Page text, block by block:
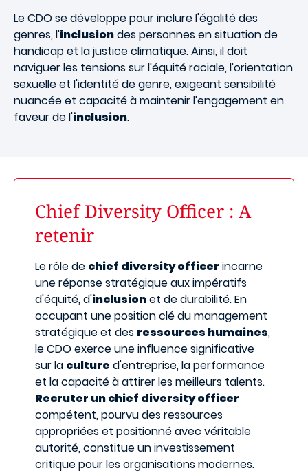
Le CDO se développe pour inclure l'égalité des
genres, l'inclusiondes personnes en situation de
handicap et la justice climatique. Ainsi, il doit
naviguer les tensions sur l'équité raciale, l'orientation
sexuelle et l'identité de genre, exigeant sensibilité
nuancée et capacité à maintenir l'engagement en
faveur de l'inclusion.
Chief Diversity Officer : A
retenir
Le rôle de chief diversity officer incarne
une réponse stratégique aux impératifs
d'équité, d'inclusionet de durabilité. En
occupant une position clé du management
stratégique et des ressources humaines,
le CDO exerce une influence significative
sur la culture d'entreprise, la performance
et la capacité à attirer les meilleurs talents.
Recruter un chief diversity officer
compétent, pourvu des ressources
appropriées et positionné avec véritable
autorité, constitue un investissement
critique pour les organisations modernes.